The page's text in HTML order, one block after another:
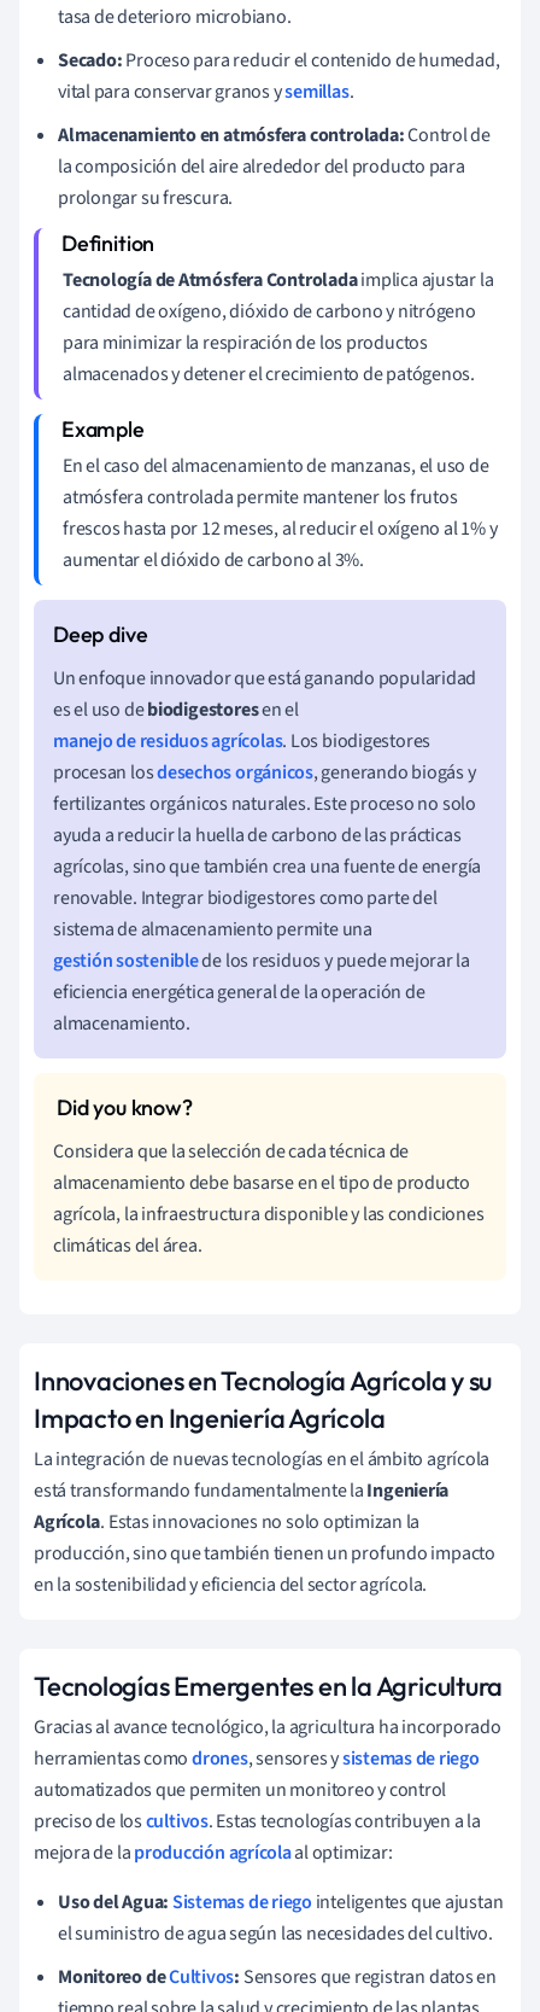
tasa de deterioro microbiano.
Secado:Proceso para reducir el contenido de humedad,
vital para conservar granos ysemillas.
Almacenamiento en atmósfera controlada:Control de
la composición del aire alrededor del producto para
prolongar su frescura.
Tecnología de Atmósfera Controladaimplica ajustar la
cantidad de oxígeno, dióxido de carbono y nitrógeno
para minimizar la respiración de los productos
almacenados y detener el crecimiento de patógenos.
En el caso del almacenamiento de manzanas, el uso de
atmósfera controlada permite mantener los frutos
frescos hasta por 12 meses, al reducir el oxígeno al 1% y
aumentar el dióxido de carbono al 3%.
Un enfoque innovador que está ganando popularidad
es el uso debiodigestoresen el
manejo de residuos agrícolas. Los biodigestores
procesan losdesechos orgánicos, generando biogás y
fertilizantes orgánicos naturales. Este proceso no solo
ayuda a reducir la huella de carbono de las prácticas
agrícolas, sino que también crea una fuente de energía
renovable. Integrar biodigestores como parte del
sistema de almacenamiento permite una
gestión sosteniblede los residuos y puede mejorar la
eficiencia energética general de la operación de
almacenamiento.
Considera que la selección de cada técnica de
almacenamiento debe basarse en el tipo de producto
agrícola, la infraestructura disponible y las condiciones
climáticas del área.
Innovaciones en Tecnología Agrícola y su
Impacto en Ingeniería Agrícola
La integración de nuevas tecnologías en el ámbito agrícola
está transformando fundamentalmente laIngeniería
Agrícola. Estas innovaciones no solo optimizan la
producción, sino que también tienen un profundo impacto
en la sostenibilidad y eficiencia del sector agrícola.
Tecnologías Emergentes en la Agricultura
Gracias al avance tecnológico, la agricultura ha incorporado
herramientas comodrones, sensores ysistemas de riego
automatizados que permiten un monitoreo y control
preciso de loscultivos. Estas tecnologías contribuyen a la
mejora de laproducción agrícolaal optimizar:
Uso del Agua:Sistemas de riego inteligentes que ajustan
el suministro de agua según las necesidades del cultivo.
Monitoreo deCultivos: Sensores que registran datos en